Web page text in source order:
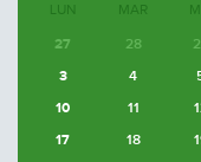
LUN MAR
27 28
3
4
10
11
17
18